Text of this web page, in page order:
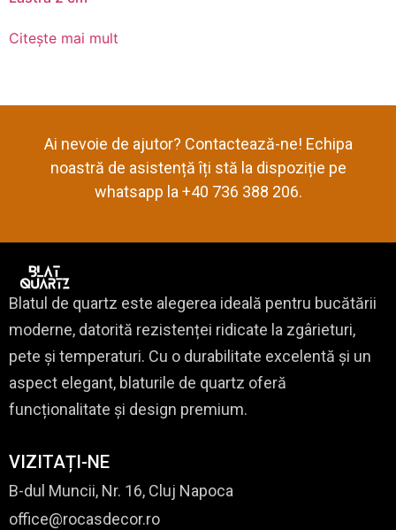
Citește mai mult
Ai nevoie de ajutor? Contactează-ne! Echipa
noastră de asistență îți stă la dispoziție pe
whatsapp la +40 736 388 206.
Blatul de quartz este alegerea ideală pentru bucătării
moderne, datorită rezistenței ridicate la zgârieturi,
pete și temperaturi. Cu o durabilitate excelentă și un
aspect elegant, blaturile de quartz oferă
funcționalitate și design premium.
VIZITAȚI-NE
B-dul Muncii, Nr. 16, Cluj Napoca
office@rocasdecor.ro